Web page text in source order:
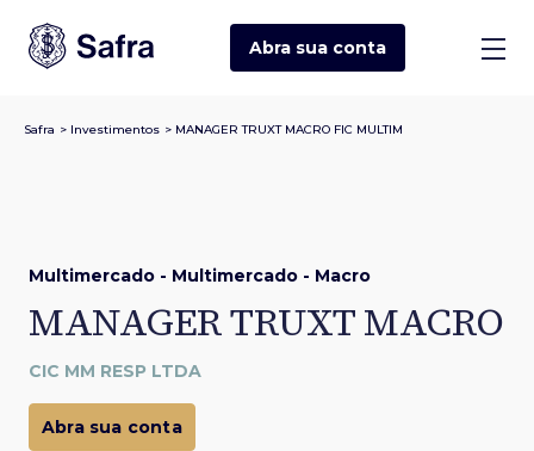
Abra sua conta
Safra > Investimentos > MANAGER TRUXT MACRO FIC MULTIM
Multimercado - Multimercado - Macro
MANAGER TRUXT MACRO
CIC MM RESP LTDA
Abra sua conta